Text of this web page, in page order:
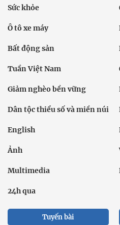
Sức khỏe
Ô tô xe máy
Bất động sản
Tuần Việt Nam
Giảm nghèo bền vững
Dân tộc thiểu số và miền núi
English
Ảnh
Multimedia
24h qua
Tuyến bài